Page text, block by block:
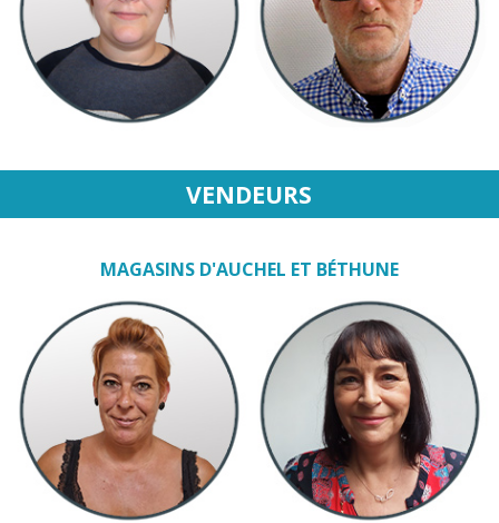
VENDEURS
MAGASINS D'AUCHEL ET BÉTHUNE